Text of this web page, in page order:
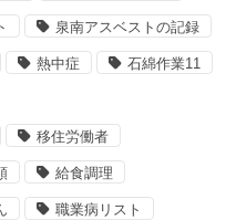
泉南アスベストの記録
熱中症 石綿作業11
移住労働者
給食調理
職業病リスト